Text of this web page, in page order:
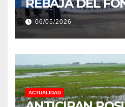
REBAJA DEL
ESTÍMULO A
PRODUCCIÓN
PROVINCIA DEL
06/05/2026
ACTUALIDAD